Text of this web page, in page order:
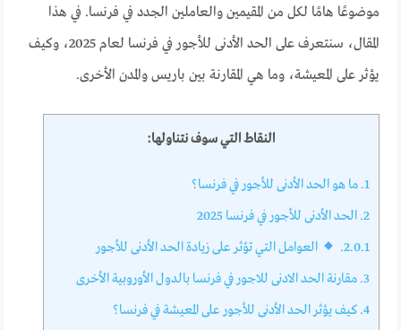
موضوعًا هامًا لكل من المقيمين والعاملين الجدد في فرنسا. في هذا
المقال، سنتعرف على الحد الأدنى للأجور في فرنسا لعام 2025، وكيف
يؤثر على المعيشة، وما هي المقارنة بين باريس والمدن الأخرى.
النقاط التي سوف نتناولها:
1. ما هو الحد الأدنى للأجور في فرنسا؟
2. الحد الأدنى للأجور في فرنسا 2025
2.0.1.
العوامل التي تؤثر على زيادة الحد الأدنى للأجور
3. مقارنة الحد الادنى للاجور في فرنسا بالدول الأوروبية الأخرى
4. كيف يؤثر الحد الأدنى للأجور على المعيشة في فرنسا؟